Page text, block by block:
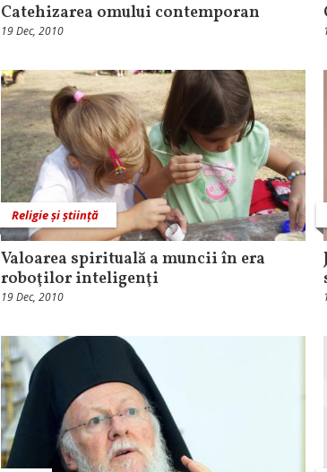
Catehizarea omului contemporan
19 Dec, 2010
Religie și știință
Valoarea spirituală a muncii în era
roboţilor inteligenţi
19 Dec, 2010